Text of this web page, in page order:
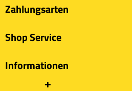
Zahlungsarten
Shop Service
Informationen